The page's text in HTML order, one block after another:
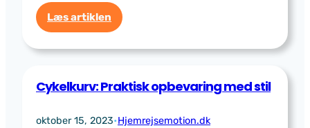
Læs artiklen
Hvad
er
på
rejsetoilettaske
Cykelkurv: Praktisk opbevaring med stil
oktober 15, 2023•Hjemrejsemotion.dk